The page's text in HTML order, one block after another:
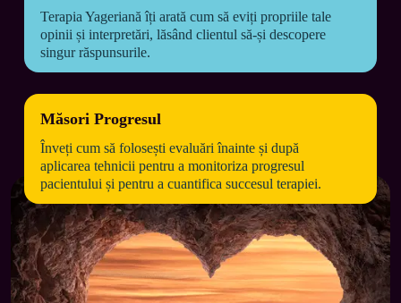
Terapia Yageriană îți arată cum să eviți propriile tale
opinii și interpretări, lăsând clientul să-și descopere
singur răspunsurile.
Măsori Progresul
Înveți cum să folosești evaluări înainte și după
aplicarea tehnicii pentru a monitoriza progresul
pacientului și pentru a cuantifica succesul terapiei.